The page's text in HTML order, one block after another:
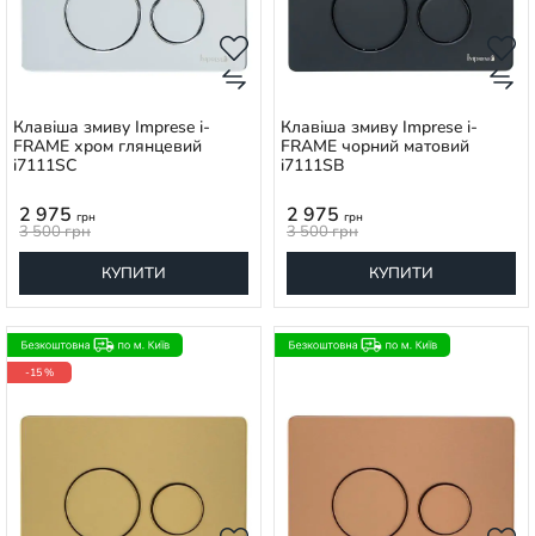
Клавіша змиву Imprese i-
FRAME хром глянцевий
i7111SC
2 975 грн
3 500грн
КУПИТИ
Клавіша змиву Imprese i-
FRAME чорний матовий
i7111SB
2 975 грн
3 500грн
КУПИТИ
-15 %